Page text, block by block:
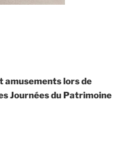
amusements lors de
Journées du Patrimoine